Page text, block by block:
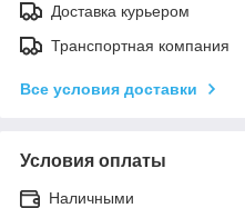
Доставка курьером
Транспортная компания
Все условия доставки
Условия оплаты
Наличными